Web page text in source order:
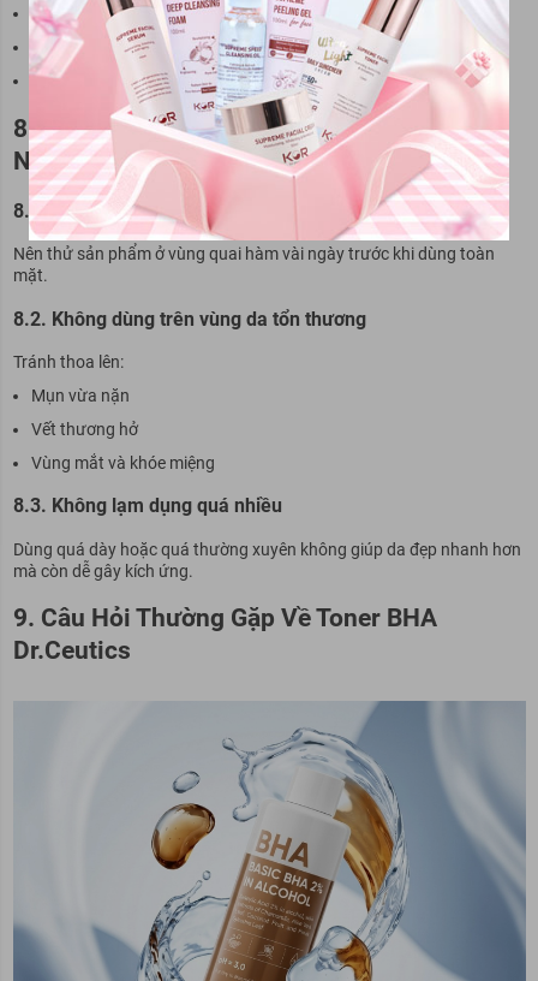
Kem chống nắng SPF 50+ PA++++
Thoa lại nếu hoạt động ngoài trời
Kết hợp dưỡng phục hồi đầy đủ
8. Những Lưu Ý Quan Trọng Khi Dùng BHA
Nền Cồn
8.1. Luôn test trên vùng da nhỏ trước
Nên thử sản phẩm ở vùng quai hàm vài ngày trước khi dùng toàn
mặt.
8.2. Không dùng trên vùng da tổn thương
Tránh thoa lên:
Mụn vừa nặn
Vết thương hở
Vùng mắt và khóe miệng
8.3. Không lạm dụng quá nhiều
Dùng quá dày hoặc quá thường xuyên không giúp da đẹp nhanh hơn
mà còn dễ gây kích ứng.
9. Câu Hỏi Thường Gặp Về Toner BHA
Dr.Ceutics